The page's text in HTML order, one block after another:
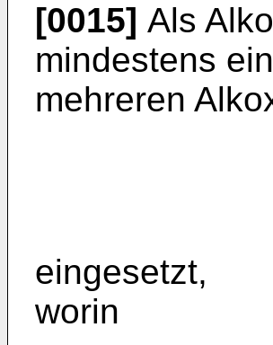
[0015] Als
mindestens
mehreren
eingesetzt,
worin